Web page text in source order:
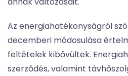
Az energiahatékonyságról
decemberi módosulása
feltételek kibővültek.
szerződés, valamint